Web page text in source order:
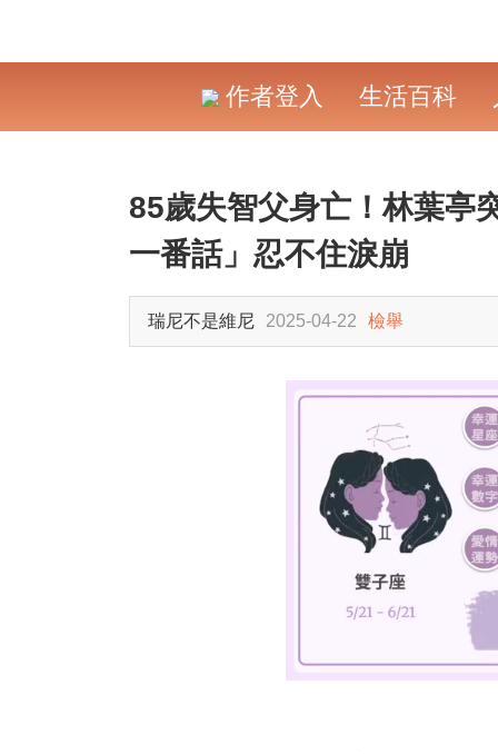
作者登入 生活百科
85歲失智父身亡！林葉
一番話」忍不住淚崩
瑞尼不是維尼 2025-04-22 檢舉